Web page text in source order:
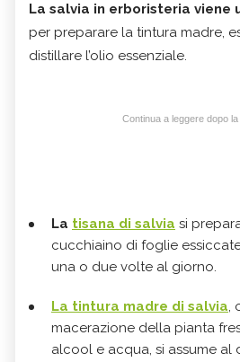
La salvia in erboristeria viene
per preparare la tintura madre,
distillare l’olio essenziale.
Continua a leggere dopo la
La tisana di salvia si
cucchiaino di foglie
una o due volte al giorno.
La tintura madre di salvia,
macerazione della pianta
alcool e acqua, si assume al